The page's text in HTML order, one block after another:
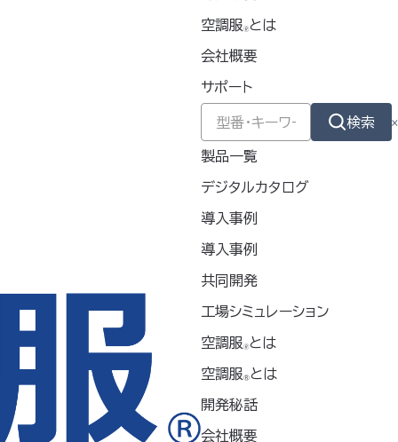
空調服🄬 とは
会社概要
サポート
検索
製品一覧
デジタルカタログ
導入事例
導入事例
共同開発
工場シミュレーション
空調服🄬 とは
空調服® とは
開発秘話
会社概要
スなど、汚れが気になる現場に最適な不
ットの中にも空気が流れて涼しい
素材
ルム
パンボンド